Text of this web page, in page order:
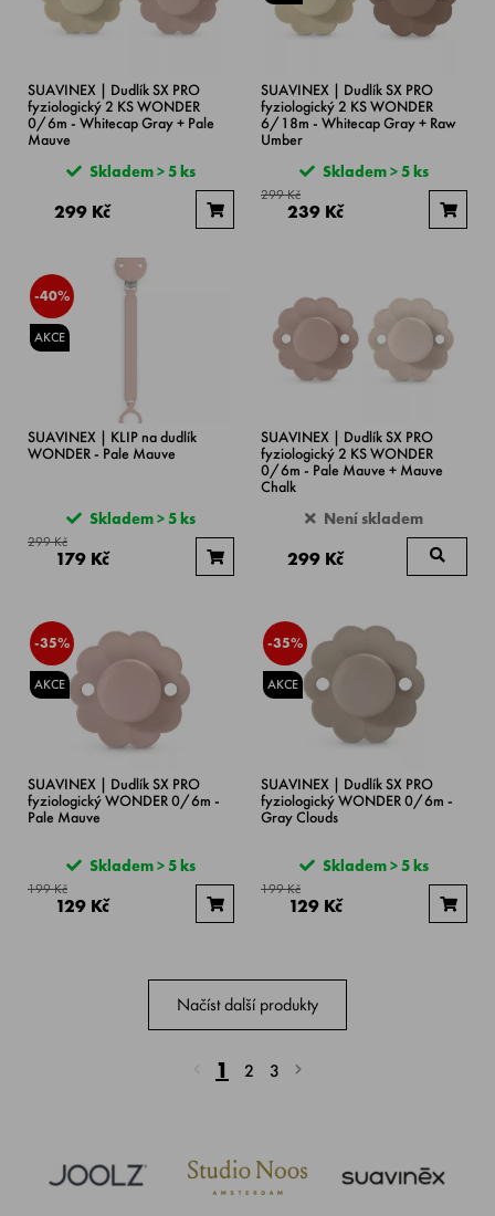
SUAVINEX | Dudlík SX PRO
fyziologický 2 KS WONDER
0/6m - Whitecap Gray + Pale
Mauve
Skladem > 5 ks
299 Kč
SUAVINEX | Dudlík SX PRO
fyziologický 2 KS WONDER
6/18m - Whitecap Gray + Raw
Umber
Skladem > 5 ks
299 Kč
239 Kč
-40%
AKCE
SUAVINEX | KLIP na dudlík
WONDER - Pale Mauve
Skladem > 5 ks
299 Kč
179 Kč
SUAVINEX | Dudlík SX PRO
fyziologický 2 KS WONDER
0/6m - Pale Mauve + Mauve
Chalk
Není skladem
299 Kč
-35%
AKCE
SUAVINEX | Dudlík SX PRO
fyziologický WONDER 0/6m -
Pale Mauve
Skladem > 5 ks
199 Kč
129 Kč
-35%
AKCE
SUAVINEX | Dudlík SX PRO
fyziologický WONDER 0/6m -
Gray Clouds
Skladem > 5 ks
199 Kč
129 Kč
Načíst další produkty
1 2 3